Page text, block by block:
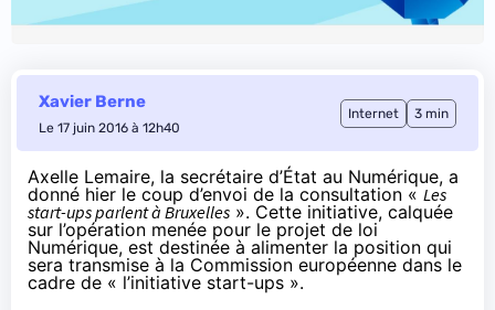
Xavier Berne
Le 17 juin 2016 à 12h40
Internet 3 min
Axelle Lemaire, la secrétaire d’État au Numérique, a
donné hier le coup d’envoi de la consultation « Les
start-ups parlent à Bruxelles ». Cette initiative, calquée
sur l’opération menée pour le projet de loi
Numérique, est destinée à alimenter la position qui
sera transmise à la Commission européenne dans le
cadre de « l’initiative start-ups ».